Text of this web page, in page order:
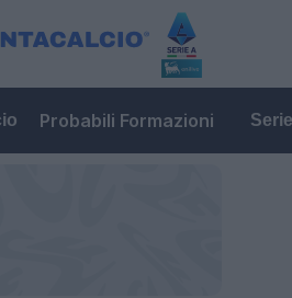
Probabili Formazioni